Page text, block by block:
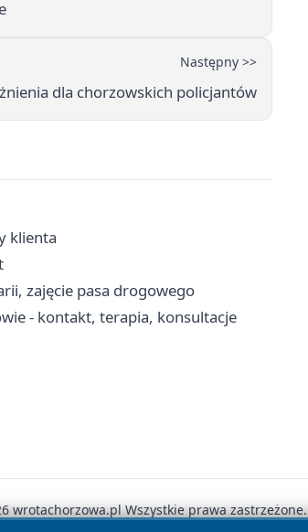
Następny >>
dla chorzowskich policjantów
klienta
zajęcie pasa drogowego
- kontakt, terapia, konsultacje
wrotachorzowa.pl Wszystkie prawa zastrzeżone.